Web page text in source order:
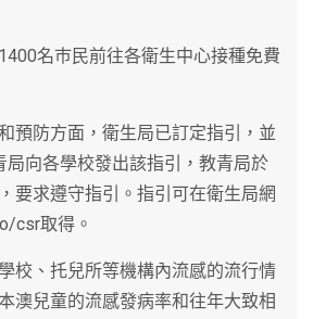
名巿民前往各衛生中心接種免費
預防方面，衛生局已訂定指引，並
局向各學校發出該指引，教青局於
要求遵守指引。指引可在衛生局網
csr取得。
校、托兒所等機構內流感的流行情
澳兒童的流感發病率和往年大致相